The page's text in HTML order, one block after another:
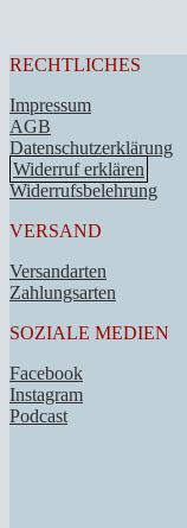
RECHTLICHES
Impressum
AGB
Datenschutzerklärung
Widerruf erklären
Widerrufsbelehrung
VERSAND
Versandarten
Zahlungsarten
SOZIALE MEDIEN
Facebook
Instagram
Podcast